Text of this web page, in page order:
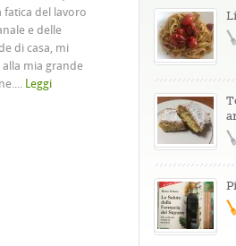
fatica del lavoro
e delle
di casa, mi
mia grande
Leggi